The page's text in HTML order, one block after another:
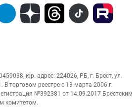
юр. адрес: 224026, РБ, г. Брест, ул.
торговом реестре с 13 марта 2006 г.
№392381 от 14.09.2017 Брестским
комитетом.